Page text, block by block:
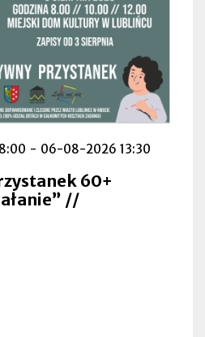
- 06-08-2026 13:30
60+
//